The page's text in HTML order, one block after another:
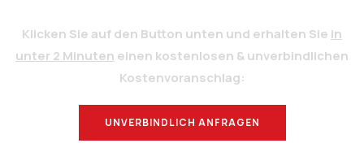
Klicken Sie auf den Button unten und erhalten Sie in
unter 2 Minuten einen kostenlosen & unverbindlichen
Kostenvoranschlag:
UNVERBINDLICH ANFRAGEN